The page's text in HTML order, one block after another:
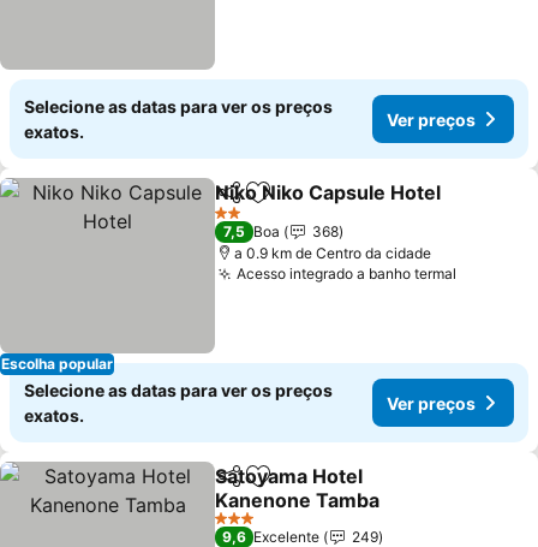
Selecione as datas para ver os preços
exatos.
Ver preços
Escolha popular
PartilharAdicionar aos favoritos
Niko Niko Capsule Hotel
2 Estrelas
7,5 Boa
368
a 0.9 km de Centro da cidade
Acesso integrado a banho termal
Selecione as datas para ver os preços
exatos.
Ver preços
PartilharAdicionar aos favoritos
Satoyama Hotel
Kanenone Tamba
3 Estrelas
9,6 Excelente
249